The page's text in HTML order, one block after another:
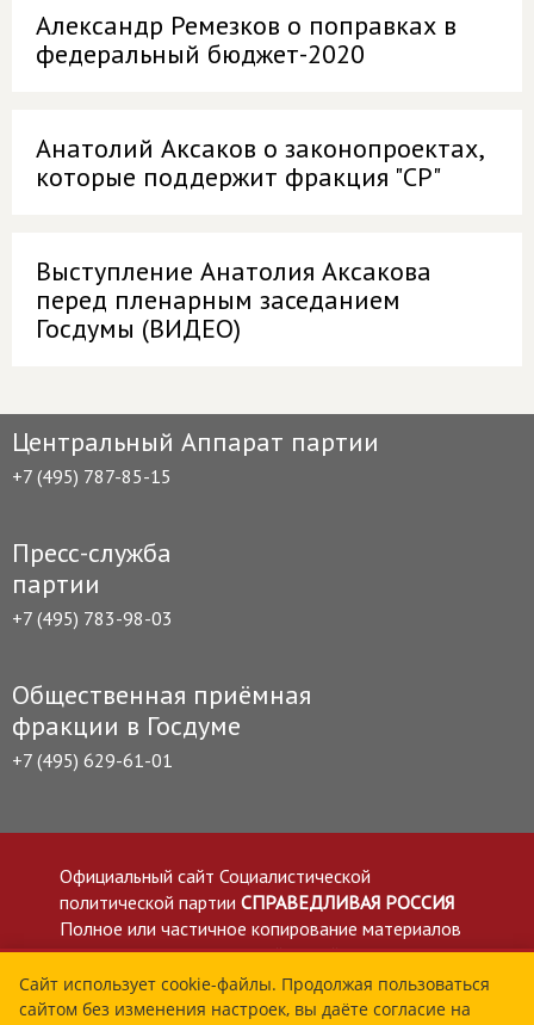
Александр Ремезков о поправках в
федеральный бюджет-2020
Анатолий Аксаков о законопроектах,
которые поддержит фракция "СР"
Выступление Анатолия Аксакова
перед пленарным заседанием
Госдумы (ВИДЕО)
Центральный Аппарат партии
+7 (495) 787-85-15
Пресс-служба
партии
+7 (495) 783-98-03
Общественная приёмная
фракции в Госдуме
+7 (495) 629-61-01
Официальный сайт Социалистической
политической партии СПРАВЕДЛИВАЯ РОССИЯ
Полное или частичное копирование материалов
приветствуется со ссылкой на сайт spravedlivo.ru
Политика в отношении обработки персональных
данных
Сайт использует cookie-файлы. Продолжая пользоваться
сайтом без изменения настроек, вы даёте согласие на